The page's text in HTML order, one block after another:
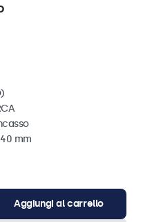
mm
Aggiungi al carrello